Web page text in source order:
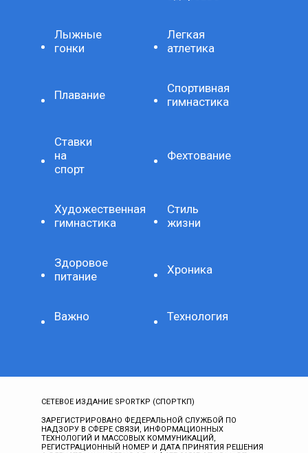
Лыжные
гонки
Легкая
атлетика
Плавание
Спортивная
гимнастика
Ставки
на
спорт
Фехтование
Художественная
гимнастика
Стиль
жизни
Здоровое
питание
Хроника
Важно Технология
СЕТЕВОЕ ИЗДАНИЕ SPORTKP (СПОРТКП)
ЗАРЕГИСТРИРОВАНО ФЕДЕРАЛЬНОЙ СЛУЖБОЙ ПО
НАДЗОРУ В СФЕРЕ СВЯЗИ, ИНФОРМАЦИОННЫХ
ТЕХНОЛОГИЙ И МАССОВЫХ КОММУНИКАЦИЙ,
РЕГИСТРАЦИОННЫЙ НОМЕР И ДАТА ПРИНЯТИЯ РЕШЕНИЯ